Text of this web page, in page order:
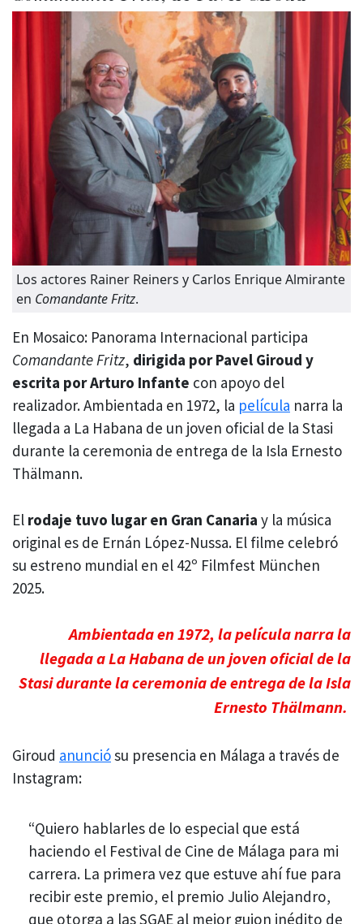
Los actores Rainer Reiners y Carlos Enrique Almirante
en Comandante Fritz.
En Mosaico: Panorama Internacional participa
Comandante Fritz, dirigida por Pavel Giroud y
escrita por Arturo Infante con apoyo del
realizador. Ambientada en 1972, la película narra la
llegada a La Habana de un joven oficial de la Stasi
durante la ceremonia de entrega de la Isla Ernesto
Thälmann.
El rodaje tuvo lugar en Gran Canaria y la música
original es de Ernán López-Nussa. El filme celebró
su estreno mundial en el 42º Filmfest München
2025.
Ambientada en 1972, la película narra la
llegada a La Habana de un joven oficial de la
Stasi durante la ceremonia de entrega de la Isla
Ernesto Thälmann.
Giroud anunciósu presencia en Málaga a través de
Instagram:
“Quiero hablarles de lo especial que está
haciendo el Festival de Cine de Málaga para mi
carrera. La primera vez que estuve ahí fue para
recibir este premio, el premio Julio Alejandro,
que otorga a las SGAE al mejor guion inédito de